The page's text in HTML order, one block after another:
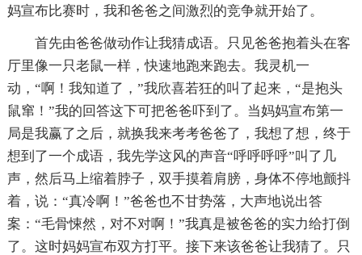
妈宣布比赛时，我和爸爸之间激烈的竞争就开始了。
首先由爸爸做动作让我猜成语。只见爸爸抱着头在客
厅里像一只老鼠一样，快速地跑来跑去。我灵机一
动，“啊！我知道了，”我欣喜若狂的叫了起来，“是抱头
鼠窜！”我的回答这下可把爸爸吓到了。当妈妈宣布第一
局是我赢了之后，就换我来考考爸爸了，我想了想，终于
想到了一个成语，我先学这风的声音“呼呼呼呼”叫了几
声，然后马上缩着脖子，双手摸着肩膀，身体不停地颤抖
着，说：“真冷啊！”爸爸也不甘势落，大声地说出答
案：“毛骨悚然，对不对啊！”我真是被爸爸的实力给打倒
了。这时妈妈宣布双方打平。接下来该爸爸让我猜了。只